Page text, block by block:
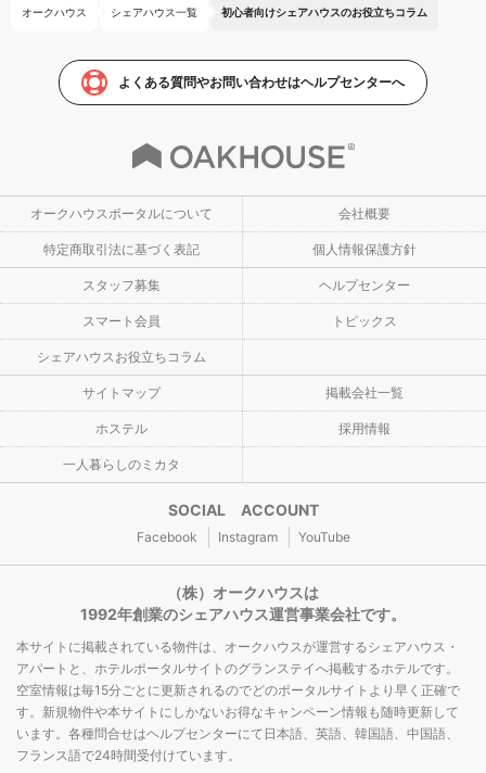
オークハウス シェアハウス一覧 初心者向けシェアハウスのお役立ちコラム
よくある質問やお問い合わせはヘルプセンターへ
オークハウスポータルについて 会社概要
特定商取引法に基づく表記 個人情報保護方針
スタッフ募集 ヘルプセンター
スマート会員 トピックス
シェアハウスお役立ちコラム
サイトマップ 掲載会社一覧
ホステル 採用情報
一人暮らしのミカタ
SOCIAL ACCOUNT
Facebook Instagram YouTube
（株）オークハウスは
1992年創業のシェアハウス運営事業会社です。
本サイトに掲載されている物件は、オークハウスが運営するシェアハウス・
アパートと、ホテルポータルサイトのグランステイへ掲載するホテルです。
空室情報は毎15分ごとに更新されるのでどのポータルサイトより早く正確で
す。新規物件や本サイトにしかないお得なキャンペーン情報も随時更新して
います。各種問合せはヘルプセンターにて日本語、英語、韓国語、中国語、
フランス語で24時間受付けています。